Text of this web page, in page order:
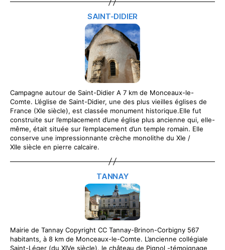
SAINT-DIDIER
Campagne autour de Saint-Didier A 7 km de Monceaux-le-
Comte. L’église de Saint-Didier, une des plus vieilles églises de
France (XIe siècle), est classée monument historique.Elle fut
construite sur l’emplacement d’une église plus ancienne qui, elle-
même, était située sur l’emplacement d’un temple romain. Elle
conserve une impressionnante crèche monolithe du XIe /
XIIe siècle en pierre calcaire.
TANNAY
Mairie de Tannay Copyright CC Tannay-Brinon-Corbigny 567
habitants, à 8 km de Monceaux-le-Comte. L’ancienne collégiale
Saint-Léger (du XIVe siècle), le château de Pignol -témoignage